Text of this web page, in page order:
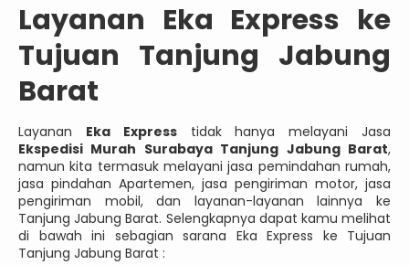
Layanan Eka Express ke
Tujuan Tanjung Jabung
Barat
Layanan Eka Expresstidak hanya melayani Jasa
Ekspedisi Murah Surabaya Tanjung Jabung Barat,
namun kita termasuk melayani jasa pemindahan rumah,
jasa pindahan Apartemen, jasa pengiriman motor, jasa
pengiriman mobil, dan layanan-layanan lainnya ke
Tanjung Jabung Barat. Selengkapnya dapat kamu melihat
di bawah ini sebagian sarana Eka Express ke Tujuan
Tanjung Jabung Barat :